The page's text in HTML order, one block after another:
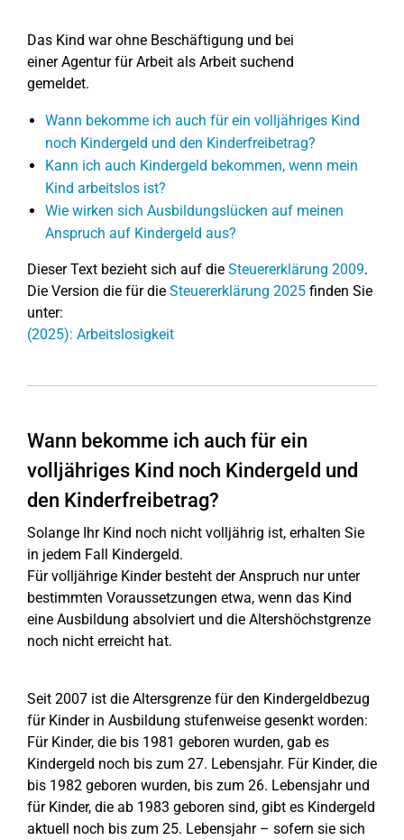
Das Kind war ohne Beschäftigung und bei
einer Agentur für Arbeit als Arbeit suchend
gemeldet.
Wann bekomme ich auch für ein volljähriges Kind
noch Kindergeld und den Kinderfreibetrag?
Kann ich auch Kindergeld bekommen, wenn mein
Kind arbeitslos ist?
Wie wirken sich Ausbildungslücken auf meinen
Anspruch auf Kindergeld aus?
Dieser Text bezieht sich auf die Steuererklärung 2009.
Die Version die für die Steuererklärung 2025 finden Sie
unter:
(2025): Arbeitslosigkeit
Wann bekomme ich auch für ein
volljähriges Kind noch Kindergeld und
den Kinderfreibetrag?
Solange Ihr Kind noch nicht volljährig ist, erhalten Sie
in jedem Fall Kindergeld.
Für volljährige Kinder besteht der Anspruch nur unter
bestimmten Voraussetzungen etwa, wenn das Kind
eine Ausbildung absolviert und die Altershöchstgrenze
noch nicht erreicht hat.
Seit 2007 ist die Altersgrenze für den Kindergeldbezug
für Kinder in Ausbildung stufenweise gesenkt worden:
Für Kinder, die bis 1981 geboren wurden, gab es
Kindergeld noch bis zum 27. Lebensjahr. Für Kinder, die
bis 1982 geboren wurden, bis zum 26. Lebensjahr und
für Kinder, die ab 1983 geboren sind, gibt es Kindergeld
aktuell noch bis zum 25. Lebensjahr – sofern sie sich